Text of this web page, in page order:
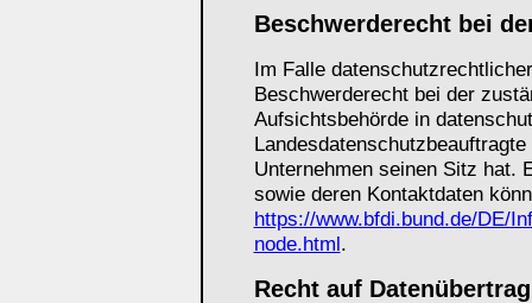
Beschwerderecht bei
Im Falle
Beschwerderecht bei der
Aufsichtsbehörde in
Unternehmen seinen Sitz hat.
sowie deren Kontaktdaten
https://www.bfdi.bund.de/DE/
node.html.
Recht auf